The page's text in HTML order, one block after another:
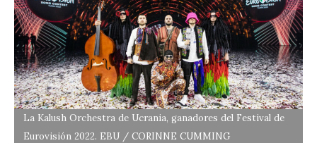
La Kalush Orchestra de Ucrania, ganadores del Festival de
Eurovisión 2022. EBU / CORINNE CUMMING